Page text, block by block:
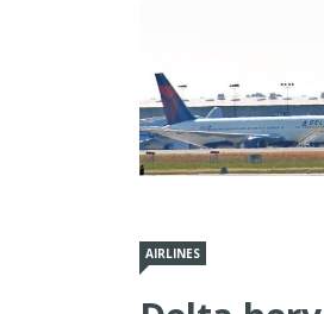
AIRLINES